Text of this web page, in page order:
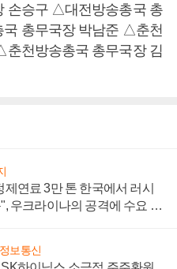
손승구 △대전방송총국 총
총무국장 박남준 △춘천
천방송총국 총무국장 김
제연료 3만 톤 한국에서 러시
우크라이나의 공격에 수요 늘
보통신